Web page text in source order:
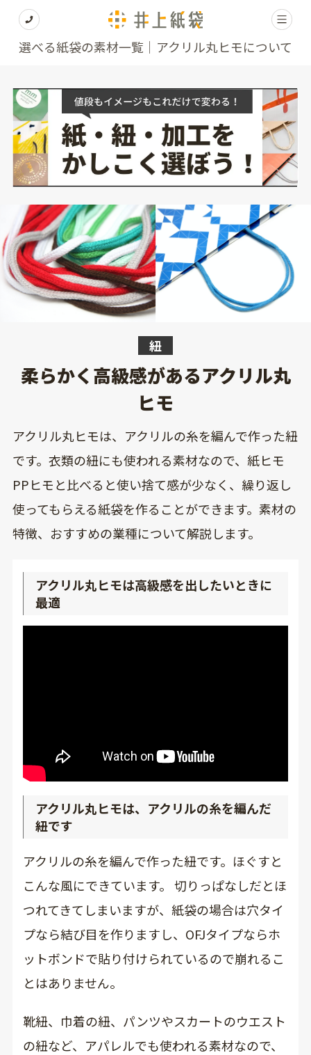
選べる紙袋の素材一覧｜アクリル丸ヒモについて
紐
柔らかく高級感があるアクリル丸
ヒモ
アクリル丸ヒモは、アクリルの糸を編んで作った紐
です。衣類の紐にも使われる素材なので、紙ヒモ
PPヒモと比べると使い捨て感が少なく、繰り返し
使ってもらえる紙袋を作ることができます。素材の
特徴、おすすめの業種について解説します。
アクリル丸ヒモは高級感を出したいときに
最適
アクリル丸ヒモは、アクリルの糸を編んだ
紐です
アクリルの糸を編んで作った紐です。ほぐすと
こんな風にできています。 切りっぱなしだとほ
つれてきてしまいますが、紙袋の場合は穴タイ
プなら結び目を作りますし、OFJタイプならホ
ットボンドで貼り付けられているので崩れるこ
とはありません。
靴紐、巾着の紐、パンツやスカートのウエスト
の紐など、アパレルでも使われる素材なので、